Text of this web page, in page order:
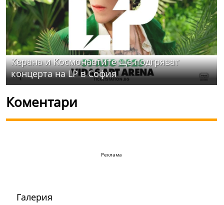
Керана и Космонавтите ще подгряват
концерта на LP в София
Коментари
Реклама
Галерия